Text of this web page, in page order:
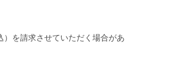
を請求させていただく場合があ